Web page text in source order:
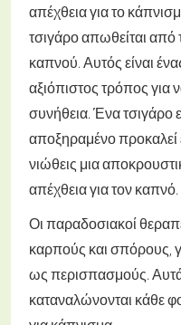
απέχθεια για το
τσιγάρο απωθείται
καπνού. Αυτός είναι
αξιόπιστος τρόπος για
συνήθεια. Ένα τσιγάρο
αποξηραμένο προκαλεί
νιώθεις μια
απέχθεια για τον καπνό.
Οι παραδοσιακοί
καρπούς και σπόρους,
ως περισπασμούς.
καταναλώνονται κάθε